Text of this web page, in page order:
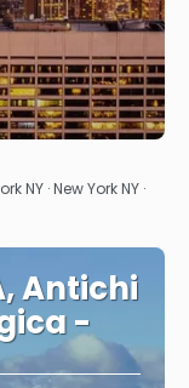
NY · New York NY ·
Antichi
-